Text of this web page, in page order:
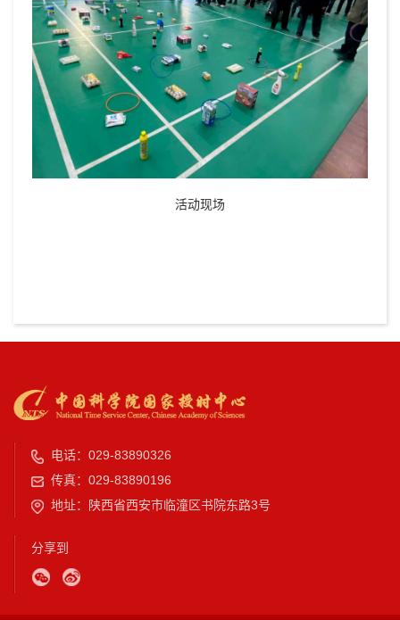
活动现场
电话：029-83890326
传真：029-83890196
地址：陕西省西安市临潼区书院东路3号
分享到